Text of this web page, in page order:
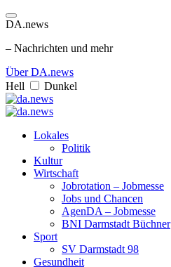
DA.news
– Nachrichten und mehr
Über DA.news
Hell
Dunkel
Lokales
Politik
Kultur
Wirtschaft
Jobrotation – Jobmesse
Jobs und Chancen
AgenDA – Jobmesse
BNI Darmstadt Büchner
Sport
SV Darmstadt 98
Gesundheit